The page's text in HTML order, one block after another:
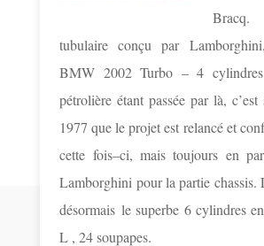
tubulaire conçu par
BMW 2002 Turbo – 4
pétrolière étant passée par là, c’est
1977 que le projet est relancé et
cette fois–ci, mais toujours en
Lamborghini pour la partie chassis.
désormais le superbe 6 cylindres
L , 24 soupapes.